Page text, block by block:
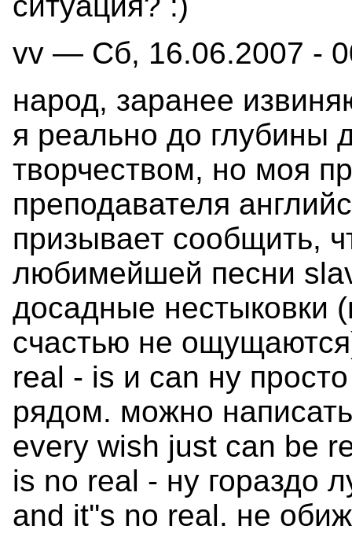
vv — Сб, 16.06.2007 -
народ, заранее
я реально до
творчеством, но моя
преподавателя
призывает сообщить,
любимейшей песни
досадные нестыковки
счастью не
real - is и can ну
рядом. можно
every wish just can be
is no real - ну гораздо
and it''s no real. не